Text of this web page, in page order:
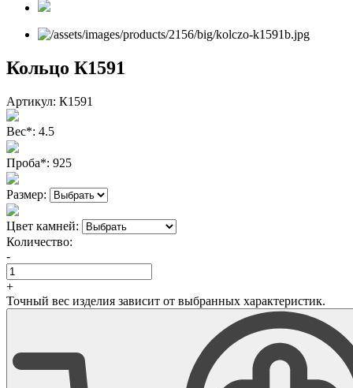
Кольцо К1591
Артикул: К1591
Вес*: 4.5
Проба*: 925
Размер:
Цвет камней:
Количество:
-
+
Точный вес изделия зависит от выбранных характеристик.